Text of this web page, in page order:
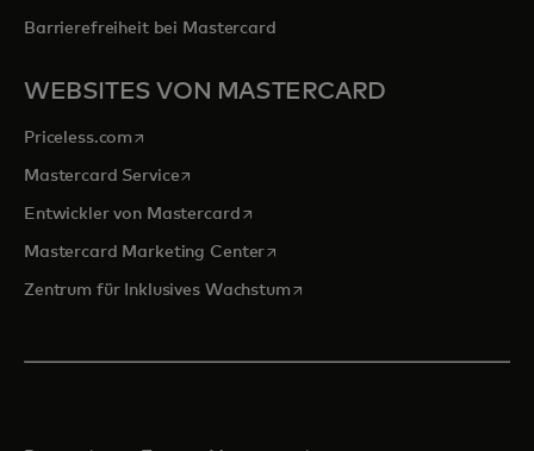
Barrierefreiheit bei Mastercard
WEBSITES VON MASTERCARD
Priceless.com wird in einer neuen Registerkarte geöffnet
Mastercard Servicewird in einer neuen Registerkarte geöffnet
Entwickler von Mastercardwird in einer neuen Registerkarte
Mastercard Marketing Centerwird in einer neuen
Zentrum für Inklusives Wachstumwird in einer neuen